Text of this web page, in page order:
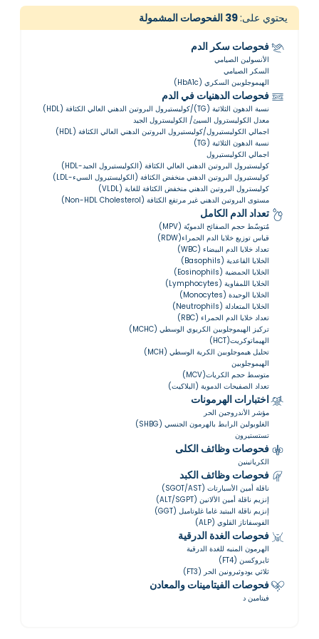
يحتوي على:39 الفحوصات المشمولة
فحوصات سكر الدم
الأنسولين الصيامي
السكر الصيامي
الهيموجلوبين السكري (HbA1c)
فحوصات الدهنيات في الدم
نسبة الدهون الثلاثية (TG)/كوليستيرول البروتين الدهني العالي الكثافة (HDL)
معدل الكوليسترول السيئ/ الكوليسترول الجيد
اجمالي الكوليستيرول/كوليستيرول البروتين الدهني العالي الكثافة (HDL)
نسبة الدهون الثلاثية (TG)
اجمالي الكوليستيرول
كوليستيرول البروتين الدهني العالي الكثافة (الكوليستيرول الجيد-HDL)
كوليستيرول البروتين الدهني منخفض الكثافة (الكوليستيرول السيء-LDL)
كوليسترول البروتين الدهني منخفض الكثافة للغاية (VLDL)
مستوى البروتين الدهني غير مرتفع الكثافة (Non-HDL Cholesterol)
تعداد الدم الكامل
مُتوسّط ​​حجم الصفائح الدمويّة (MPV)
قياس توزيع خلايا الدم الحمراء(RDW)
تعداد خلايا الدم البيضاء (WBC)
الخلايا القاعدية (Basophils)
الخلايا الحمضية (Eosinophils)
الخلايا اللمفاوية (Lymphocytes)
الخلايا الوحيدة (Monocytes)
الخلايا المتعادلة (Neutrophils)
تعداد خلايا الدم الحمراء (RBC)
تركيز الهيموجلوبين الكريوي الوسطي (MCHC)
الهيماتوكريت(HCT)
تحليل هيموجلوبين الكرية الوسطي (MCH)
الهيموجلوبين
متوسط حجم الكريات(MCV)
تعداد الصفيحات الدموية (البلاكيت)
اختبارات الهرمونات
مؤشر الأندروجين الحر
الغلوبولين الرابط بالهرمون الجنسي (SHBG)
تستستيرون
فحوصات وظائف الكلى
الكرياتينين
فحوصات وظائف الكبد
ناقلة أمين الأسبارتات (SGOT/AST)
إنزيم ناقلة أمين الألانين (ALT/SGPT)
إنزيم ناقلة الببتيد غاما غلوتاميل (GGT)
الفوسفاتاز القلوي (ALP)
فحوصات الغدة الدرقية
الهرمون المنبه للغدة الدرقية
ثايروكسن (FT4)
ثلاثي يودوثيرونين الحر (FT3)
فحوصات الفيتامينات والمعادن
فيتامين د